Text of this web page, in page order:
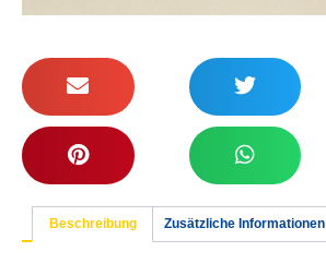
Beschreibung Zusätzliche Informationen